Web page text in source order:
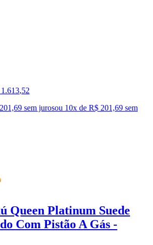
1.613,52
sem jurosou 10x de R$ 201,69 sem
Queen Platinum Suede
Com Pistão A Gás -